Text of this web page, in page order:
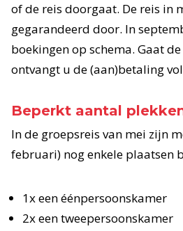
of de reis doorgaat. De reis in
gegarandeerd door. In
boekingen op schema. Gaat
ontvangt u de (aan)betaling
Beperkt aantal
In de groepsreis van mei zijn
februari) nog enkele plaatsen
1x een éénpersoonskamer
2x een tweepersoonskamer